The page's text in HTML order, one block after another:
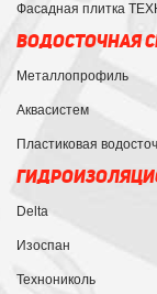
Фасадная плитка
ВОДОСТОЧНАЯ
Металлопрофиль
Аквасистем
Пластиковая
Delta
Изоспан
Технониколь